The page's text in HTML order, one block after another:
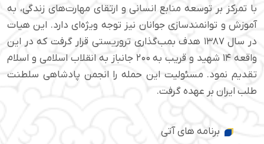
با تمرکز بر توسعه منابع انسانی و ارتقای مهارت‌های زندگی، به
آموزش و توانمندسازی جوانان نیز توجه ویژه‌ای دارد. این هیات
در سال ۱۳۸۷ هدف بمب‌گذاری تروریستی قرار گرفت که در این
واقعه ۱۴ شهید و قریب به ۲۰۰ جانباز به انقلاب اسلامی و اسلام
تقدیم نمود. مسئولیت این حمله را انجمن پادشاهی سلطنت
طلب ایران بر عهده گرفت.
برنامه های آتی